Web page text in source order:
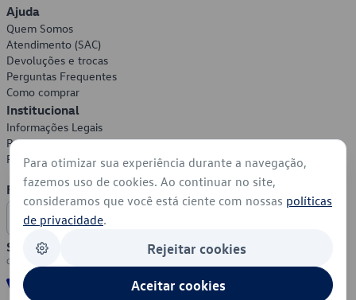
Ajuda
Quem Somos
Atendimento (SAC)
Devoluções e trocas
Perguntas Frequentes
Como comprar
Institucional
Informações Legais
Política de Privacidade
Política de Cookies
Formas de Pagamento
Segurança
Para otimizar sua experiência durante a navegação,
fazemos uso de cookies. Ao continuar no site,
consideramos que você está ciente com nossas políticas
de privacidade.
Rejeitar cookies
Aceitar cookies